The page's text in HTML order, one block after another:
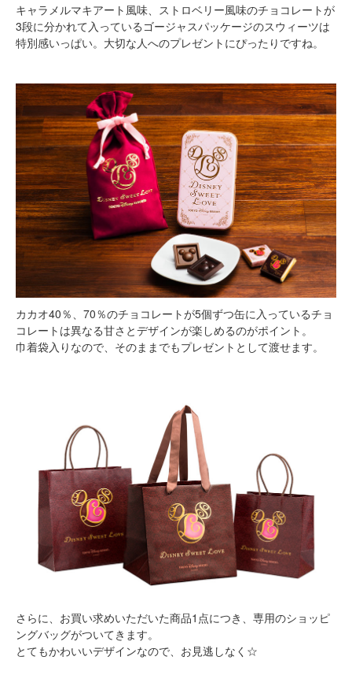
キャラメルマキアート風味、ストロベリー風味のチョコレートが
3段に分かれて入っているゴージャスパッケージのスウィーツは
特別感いっぱい。大切な人へのプレゼントにぴったりですね。
カカオ40％、70％のチョコレートが5個ずつ缶に入っているチョ
コレートは異なる甘さとデザインが楽しめるのがポイント。
巾着袋入りなので、そのままでもプレゼントとして渡せます。
さらに、お買い求めいただいた商品1点につき、専用のショッピ
ングバッグがついてきます。
とてもかわいいデザインなので、お見逃しなく☆